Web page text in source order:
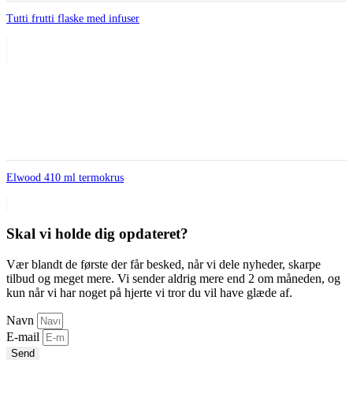
Tutti frutti flaske med infuser
Elwood 410 ml termokrus
Skal vi holde dig opdateret?
Vær blandt de første der får besked, når vi dele nyheder, skarpe
tilbud og meget mere. Vi sender aldrig mere end 2 om måneden, og
kun når vi har noget på hjerte vi tror du vil have glæde af.
Navn
E-mail
Send